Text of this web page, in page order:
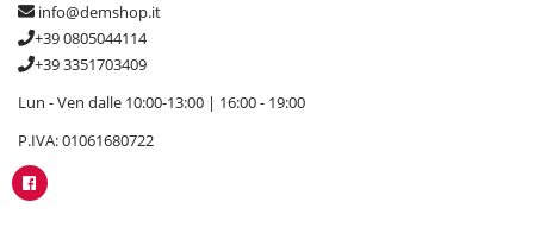
info@demshop.it
+39 0805044114
+39 3351703409
Lun - Ven dalle 10:00-13:00 | 16:00 - 19:00
P.IVA: 01061680722